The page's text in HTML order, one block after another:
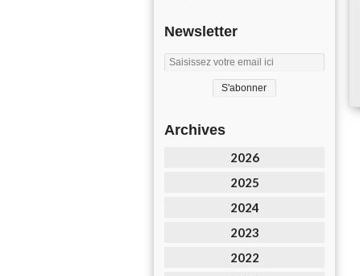
Newsletter
Archives
2026
2025
2024
2023
2022